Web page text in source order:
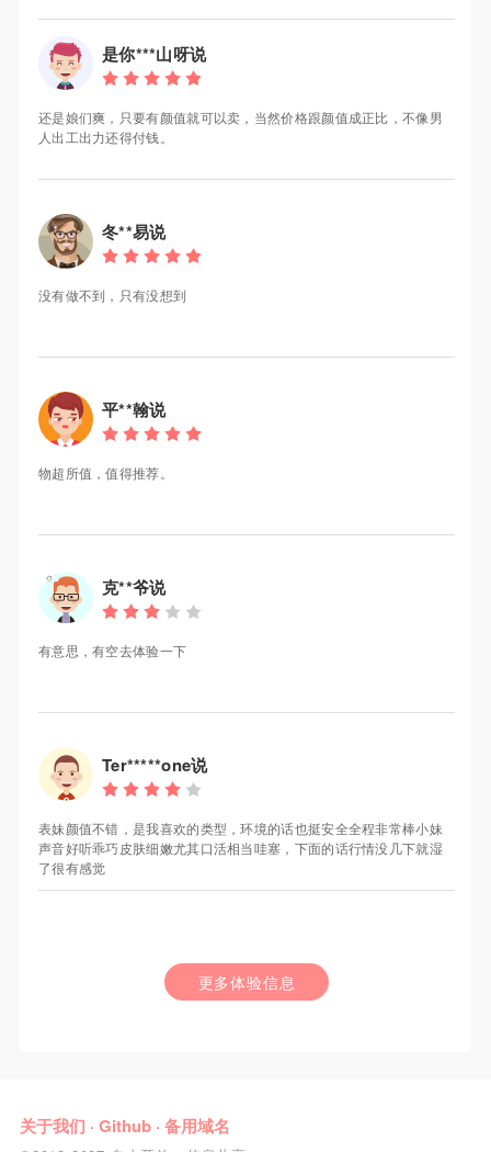
是你***山呀说
还是娘们爽，只要有颜值就可以卖，当然价格跟颜值成正比，不像男
人出工出力还得付钱。
冬**易说
没有做不到，只有没想到
平**翰说
物超所值，值得推荐。
克**爷说
有意思，有空去体验一下
Ter*****one说
表妹颜值不错，是我喜欢的类型，环境的话也挺安全全程非常棒小妹
声音好听乖巧皮肤细嫩尤其口活相当哇塞，下面的话行情没几下就湿
了很有感觉
更多体验信息
关于我们 · Github· 备用域名